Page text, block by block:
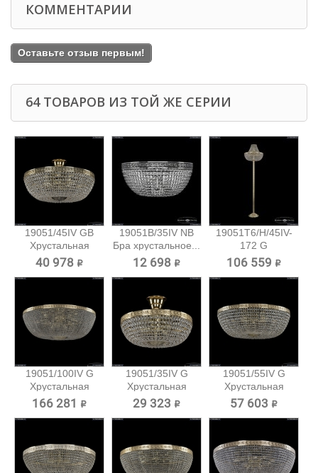
КОММЕНТАРИИ
Оставьте отзыв первым!
64 ТОВАРОВ ИЗ ТОЙ ЖЕ СЕРИИ
19051/45IV GB
Хрустальная
потолочная...
40 978 ₽
19051B/35IV NB
Бра хрустальное...
12 698 ₽
19051T6/H/45IV-
172 G
Хрустальный...
106 559 ₽
19051/100IV G
Хрустальная
потолочная...
166 281 ₽
19051/35IV G
Хрустальная
потолочная...
29 323 ₽
19051/55IV G
Хрустальная
потолочная...
57 603 ₽